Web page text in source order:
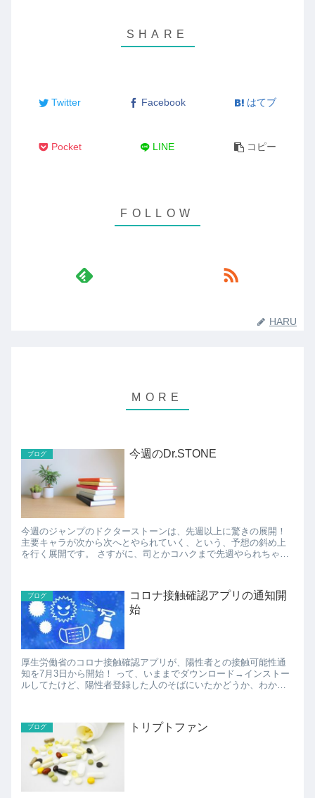
Twitter Facebook はてブ
Pocket LINE コピー
HARU
ブログ 今週のDr.STONE
今週のジャンプのドクターストーンは、先週以上に驚きの展開！
主要キャラが次から次へとやられていく、という、予想の斜め上
を行く展開です。 さすがに、司とかコハクまで先週やられちゃっ
ブログ
コロナ接触確認アプリの通知開
始
厚生労働省のコロナ接触確認アプリが、陽性者との接触可能性通
知を7月3日から開始！ って、いままでダウンロード→インストー
ルしてたけど、陽性者登録した人のそばにいたかどうか、わから
ブログ トリプトファン